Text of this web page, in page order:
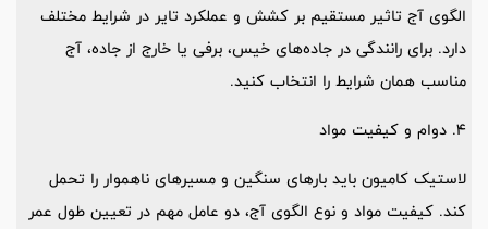
الگوی آج تاثیر مستقیم بر کشش و عملکرد تایر در شرایط مختلف
دارد. برای رانندگی در جاده‌های خیس، برفی یا خارج از جاده، آج
مناسب همان شرایط را انتخاب کنید.
4. دوام و کیفیت مواد
لاستیک کامیون باید بارهای سنگین و مسیرهای ناهموار را تحمل
کند. کیفیت مواد و نوع الگوی آج، دو عامل مهم در تعیین طول عمر